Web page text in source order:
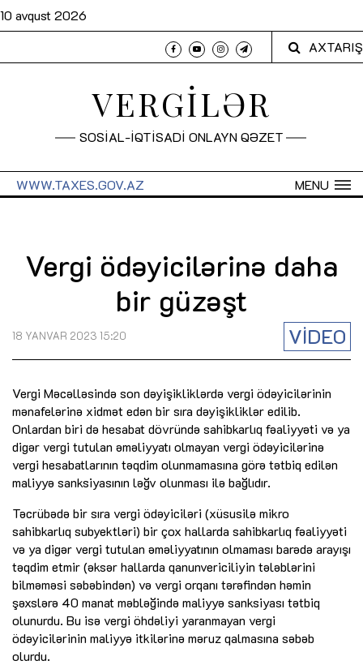
10 avqust 2026
AXTARIŞ
VERGİLƏR
SOSİAL-İQTİSADİ ONLAYN QƏZET
MENU
WWW.TAXES.GOV.AZ
Vergi ödəyicilərinə daha
bir güzəşt
VİDEO
18 YANVAR 2023 15:20
Vergi Məcəlləsində son dəyişikliklərdə vergi ödəyicilərinin
mənafelərinə xidmət edən bir sıra dəyişikliklər edilib.
Onlardan biri də hesabat dövründə sahibkarlıq fəaliyyəti və ya
digər vergi tutulan əməliyyatı olmayan vergi ödəyicilərinə
vergi hesabatlarının təqdim olunmamasına görə tətbiq edilən
maliyyə sanksiyasının ləğv olunması ilə bağlıdır.
Təcrübədə bir sıra vergi ödəyiciləri (xüsusilə mikro
sahibkarlıq subyektləri) bir çox hallarda sahibkarlıq fəaliyyəti
və ya digər vergi tutulan əməliyyatının olmaması barədə arayışı
təqdim etmir (əksər hallarda qanunvericiliyin tələblərini
bilməməsi səbəbindən) və vergi orqanı tərəfindən həmin
şəxslərə 40 manat məbləğində maliyyə sanksiyası tətbiq
olunurdu. Bu isə vergi öhdəliyi yaranmayan vergi
ödəyicilərinin maliyyə itkilərinə məruz qalmasına səbəb
olurdu.